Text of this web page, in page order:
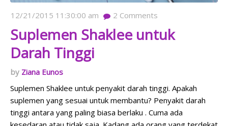
12/21/2015 11:30:00 am 2 Comments
Suplemen Shaklee untuk
Darah Tinggi
Ziana Eunos
Suplemen Shaklee untuk penyakit darah tinggi. Apakah
suplemen yang sesuai untuk membantu? Penyakit darah
tinggi antara yang paling biasa berlaku . Cuma ada